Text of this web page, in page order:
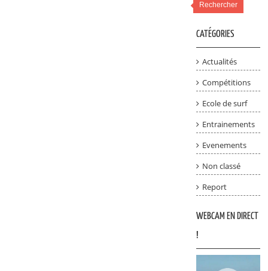
Rechercher
CATÉGORIES
Actualités
Compétitions
Ecole de surf
Entrainements
Evenements
Non classé
Report
WEBCAM EN DIRECT
!